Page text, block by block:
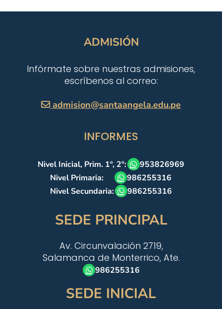
ADMISIÓN
Infórmate sobre nuestras admisiones,
escríbenos al correo:
admision@santaangela.edu.pe
INFORMES
Nivel Inicial, Prim. 1º, 2º:
953826969
Nivel Primaria:
986255316
Nivel Secundaria:
986255316
SEDE PRINCIPAL
Av. Circunvalación 2719,
Salamanca de Monterrico, Ate.
986255316
SEDE INICIAL